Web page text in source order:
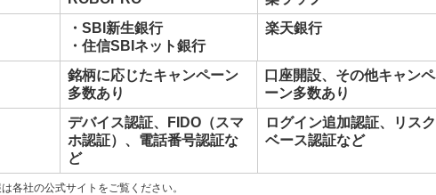
・SBI新生銀行
・住信SBIネット銀行
楽天銀行
銘柄に応じたキャンペーン
多数あり
口座開設、その他キャンペ
ーン多数あり
デバイス認証、FIDO（スマ
ホ認証）、電話番号認証な
ど
ログイン追加認証、リスク
ベース認証など
各社の公式サイトをご覧ください。